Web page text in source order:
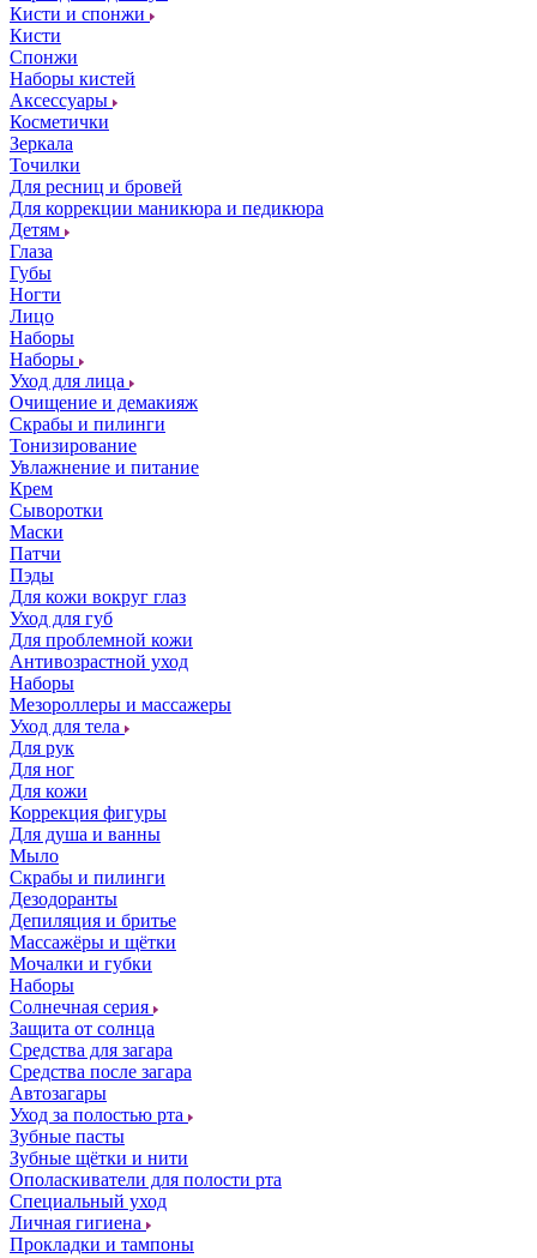
Кисти и спонжи
Кисти
Спонжи
Наборы кистей
Аксессуары
Косметички
Зеркала
Точилки
Для ресниц и бровей
Для коррекции маникюра и педикюра
Детям
Глаза
Губы
Ногти
Лицо
Наборы
Наборы
Уход для лица
Очищение и демакияж
Скрабы и пилинги
Тонизирование
Увлажнение и питание
Крем
Сыворотки
Маски
Патчи
Пэды
Для кожи вокруг глаз
Уход для губ
Для проблемной кожи
Антивозрастной уход
Наборы
Мезороллеры и массажеры
Уход для тела
Для рук
Для ног
Для кожи
Коррекция фигуры
Для душа и ванны
Мыло
Скрабы и пилинги
Дезодоранты
Депиляция и бритье
Массажёры и щётки
Мочалки и губки
Наборы
Солнечная серия
Защита от солнца
Средства для загара
Средства после загара
Автозагары
Уход за полостью рта
Зубные пасты
Зубные щётки и нити
Ополаскиватели для полости рта
Специальный уход
Личная гигиена
Прокладки и тампоны